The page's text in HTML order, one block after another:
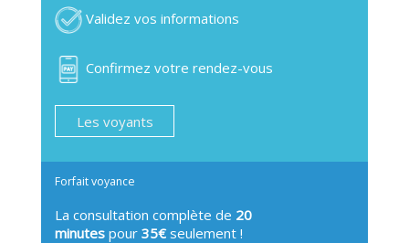
Validez vos informations
Confirmez votre rendez-vous
Les voyants
Forfait voyance
La consultation complète de 20
minutes pour 35€seulement !